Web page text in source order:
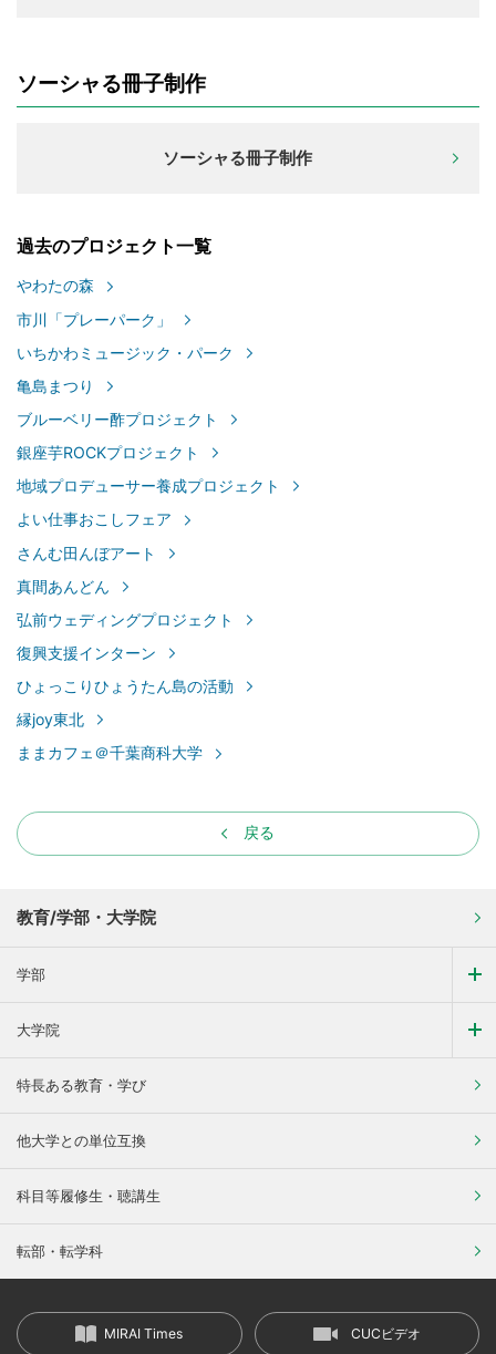
ソーシャる冊子制作
ソーシャる冊子制作
過去のプロジェクト一覧
やわたの森
市川「プレーパーク」
いちかわミュージック・パーク
亀島まつり
ブルーベリー酢プロジェクト
銀座芋ROCKプロジェクト
地域プロデューサー養成プロジェクト
よい仕事おこしフェア
さんむ田んぼアート
真間あんどん
弘前ウェディングプロジェクト
復興支援インターン
ひょっこりひょうたん島の活動
縁joy東北
ままカフェ＠千葉商科大学
戻る
教育/学部・大学院
学部
大学院
特長ある教育・学び
他大学との単位互換
科目等履修生・聴講生
転部・転学科
MIRAI Times CUCビデオ